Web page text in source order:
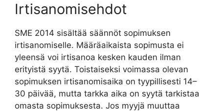
Irtisanomisehdot
SME 2014 sisältää säännöt sopimuksen
irtisanomiselle. Määräaikaista sopimusta ei
yleensä voi irtisanoa kesken kauden ilman
erityistä syytä. Toistaiseksi voimassa olevan
sopimuksen irtisanomisaika on tyypillisesti 14–
30 päivää, mutta tarkka aika on syytä tarkistaa
omasta sopimuksesta. Jos myyjä muuttaa